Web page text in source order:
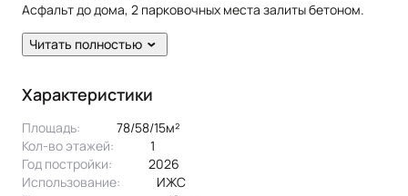
Асфальт до дома, 2 парковочных места залиты бетоном.
Газ ,вода ,свет ,септик- все коммуникации в доме.
До Казани 25 минут дороги, рядом поселок с школой ,
Прекрасная природа, экологичный район, развитая
транспортная инфраструктура.
Забор и ворота можем установить в течении месяца !
Показ дома в удобное время .
Читать полностью
Характеристики
Площадь:
78/58/15м²
Кол-во этажей:
1
Год постройки:
2026
Использование:
ИЖС